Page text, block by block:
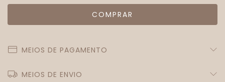
MEIOS DE PAGAMENTO
MEIOS DE ENVIO